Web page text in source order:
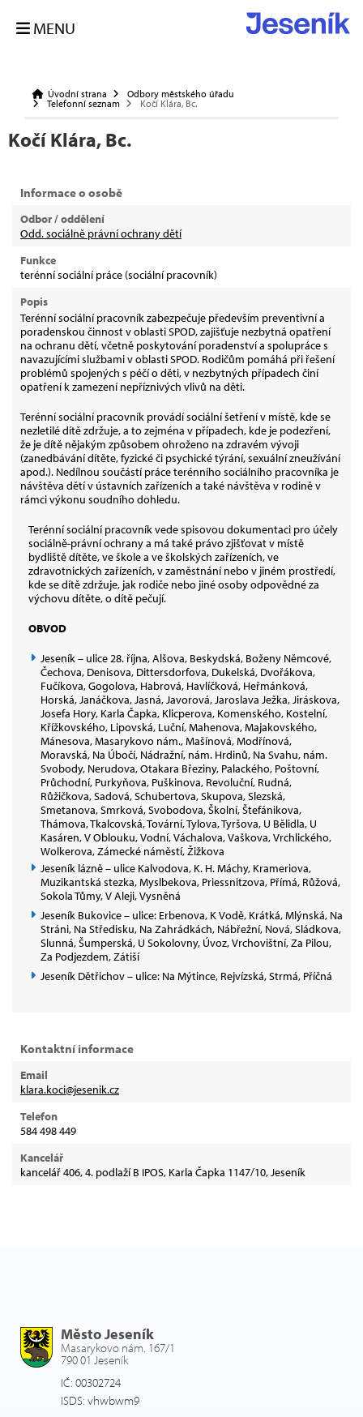
MENU
Úvodní strana
Odbory městského úřadu
Telefonní seznam
Kočí Klára, Bc.
Kočí Klára, Bc.
Informace o osobě
Odbor / oddělení
Odd. sociálně právní ochrany dětí
Funkce
terénní sociální práce (sociální pracovník)
Popis
Terénní sociální pracovník zabezpečuje především preventivní a
poradenskou činnost v oblasti SPOD, zajišťuje nezbytná opatření
na ochranu dětí, včetně poskytování poradenství a spolupráce s
navazujícími službami v oblasti SPOD. Rodičům pomáhá při řešení
problémů spojených s péčí o děti, v nezbytných případech činí
opatření k zamezení nepříznivých vlivů na děti.
Terénní sociální pracovník provádí sociální šetření v místě, kde se
nezletilé dítě zdržuje, a to zejména v případech, kde je podezření,
že je dítě nějakým způsobem ohroženo na zdravém vývoji
(zanedbávání dítěte, fyzické či psychické týrání, sexuální zneužívání
apod.). Nedílnou součástí práce terénního sociálního pracovníka je
návštěva dětí v ústavních zařízeních a také návštěva v rodině v
rámci výkonu soudního dohledu.
Terénní sociální pracovník vede spisovou dokumentaci pro účely
sociálně-právní ochrany a má také právo zjišťovat v místě
bydliště dítěte, ve škole a ve školských zařízeních, ve
zdravotnických zařízeních, v zaměstnání nebo v jiném prostředí,
kde se dítě zdržuje, jak rodiče nebo jiné osoby odpovědné za
výchovu dítěte, o dítě pečují.
OBVOD
Jeseník – ulice 28. října, Alšova, Beskydská, Boženy Němcové,
Čechova, Denisova, Dittersdorfova, Dukelská, Dvořákova,
Fučíkova, Gogolova, Habrová, Havlíčková, Heřmánková,
Horská, Janáčkova, Jasná, Javorová, Jaroslava Ježka, Jiráskova,
Josefa Hory, Karla Čapka, Klicperova, Komenského, Kostelní,
Křížkovského, Lipovská, Luční, Mahenova, Majakovského,
Mánesova, Masarykovo nám., Mašínová, Modřínová,
Moravská, Na Úbočí, Nádražní, nám. Hrdinů, Na Svahu, nám.
Svobody, Nerudova, Otakara Březiny, Palackého, Poštovní,
Průchodní, Purkyňova, Puškinova, Revoluční, Rudná,
Růžičkova, Sadová, Schubertova, Skupova, Slezská,
Smetanova, Smrková, Svobodova, Školní, Štefánikova,
Thámova, Tkalcovská, Tovární, Tylova, Tyršova, U Bělidla, U
Kasáren, V Oblouku, Vodní, Váchalova, Vaškova, Vrchlického,
Wolkerova, Zámecké náměstí, Žižkova
Jeseník lázně – ulice Kalvodova, K. H. Máchy, Krameriova,
Muzikantská stezka, Myslbekova, Priessnitzova, Přímá, Růžová,
Sokola Tůmy, V Aleji, Vysněná
Jeseník Bukovice – ulice: Erbenova, K Vodě, Krátká, Mlýnská, Na
Stráni, Na Středisku, Na Zahrádkách, Nábřežní, Nová, Sládkova,
Slunná, Šumperská, U Sokolovny, Úvoz, Vrchovištní, Za Pilou,
Za Podjezdem, Zátiší
Jeseník Dětřichov – ulice: Na Mýtince, Rejvízská, Strmá, Příčná
Kontaktní informace
Email
klara.koci@jesenik.cz
Telefon
584 498 449
Kancelář
kancelář 406, 4. podlaží B IPOS, Karla Čapka 1147/10, Jeseník
Město Jeseník
Masarykovo nám. 167/1
790 01 Jeseník
IČ: 00302724
ISDS: vhwbwm9